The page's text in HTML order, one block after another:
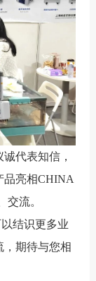
代表知信，
品亮相CHINA
交流。
结识更多业
期待与您相